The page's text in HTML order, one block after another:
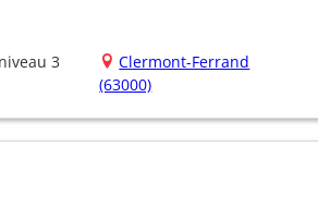
3
Clermont-Ferrand
(63000)